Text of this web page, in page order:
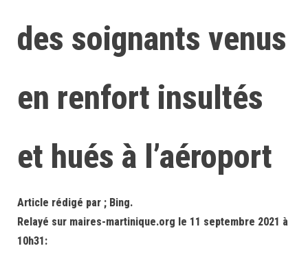
des soignants venus
en renfort insultés
et hués à l’aéroport
Article rédigé par ; Bing.
Relayé sur maires-martinique.org le 11 septembre 2021 à
10h31: